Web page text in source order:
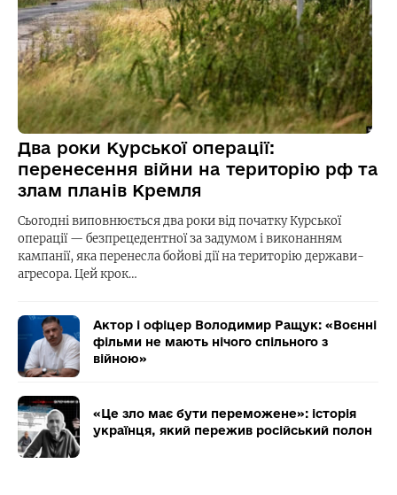
Два роки Курської операції:
перенесення війни на територію рф та
злам планів Кремля
Сьогодні виповнюється два роки від початку Курської
операції — безпрецедентної за задумом і виконанням
кампанії, яка перенесла бойові дії на територію держави-
агресора. Цей крок…
Актор і офіцер Володимир Ращук: «Воєнні
фільми не мають нічого спільного з
війною»
«Це зло має бути переможене»: історія
українця, який пережив російський полон